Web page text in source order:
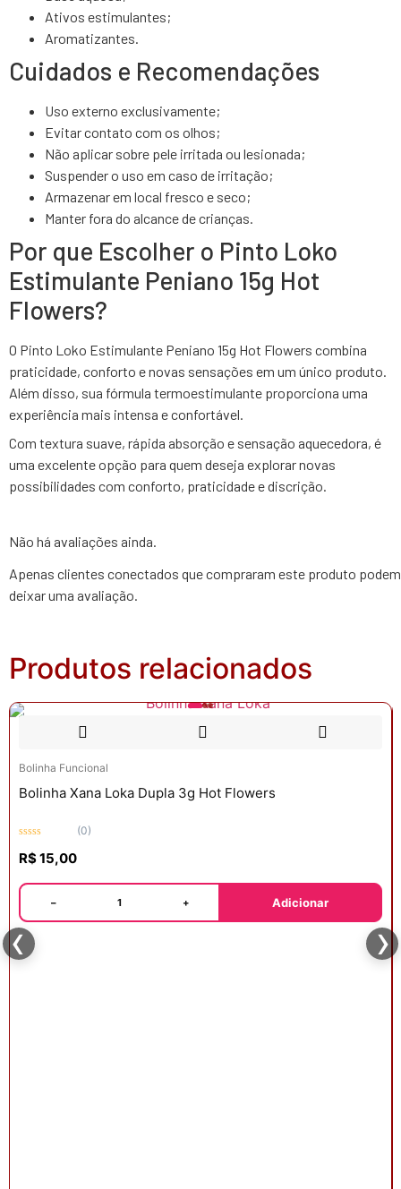
Ativos estimulantes;
Aromatizantes.
Cuidados e Recomendações
Uso externo exclusivamente;
Evitar contato com os olhos;
Não aplicar sobre pele irritada ou lesionada;
Suspender o uso em caso de irritação;
Armazenar em local fresco e seco;
Manter fora do alcance de crianças.
Por que Escolher o Pinto Loko
Estimulante Peniano 15g Hot
Flowers?
O Pinto Loko Estimulante Peniano 15g Hot Flowers combina
praticidade, conforto e novas sensações em um único produto.
Além disso, sua fórmula termoestimulante proporciona uma
experiência mais intensa e confortável.
Com textura suave, rápida absorção e sensação aquecedora, é
uma excelente opção para quem deseja explorar novas
possibilidades com conforto, praticidade e discrição.
Não há avaliações ainda.
Apenas clientes conectados que compraram este produto podem
deixar uma avaliação.
Produtos relacionados
Bolinha Funcional
Bolinha Xana Loka Dupla 3g Hot Flowers
0
(0)
R$15,00
− + Adicionar
‹ ›